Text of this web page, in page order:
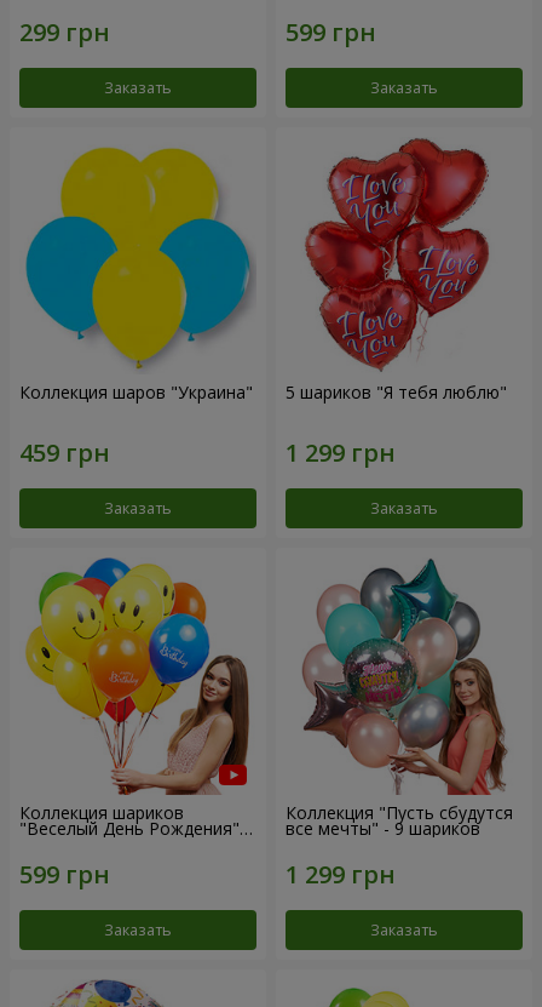
Заказать Заказать
Коллекция шаров "Украина"
Заказать
5 шариков "Я тебя люблю"
Заказать
Коллекция шариков
"Веселый День Рождения" -
7 шариков
Заказать
Коллекция "Пусть сбудутся
все мечты" - 9 шариков
Заказать